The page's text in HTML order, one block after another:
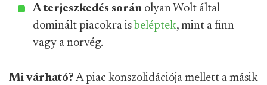
A terjeszkedés során olyan Wolt által
dominált piacokra is beléptek, mint a finn
vagy a norvég.
Mi várható? A piac konszolidációja mellett a másik